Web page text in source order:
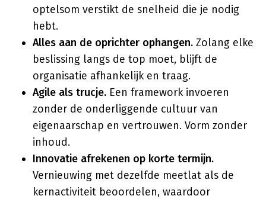
optelsom verstikt de snelheid die je nodig
hebt.
Alles aan de oprichter ophangen. Zolang elke
beslissing langs de top moet, blijft de
organisatie afhankelijk en traag.
Agile als trucje. Een framework invoeren
zonder de onderliggende cultuur van
eigenaarschap en vertrouwen. Vorm zonder
inhoud.
Innovatie afrekenen op korte termijn.
Vernieuwing met dezelfde meetlat als de
kernactiviteit beoordelen, waardoor